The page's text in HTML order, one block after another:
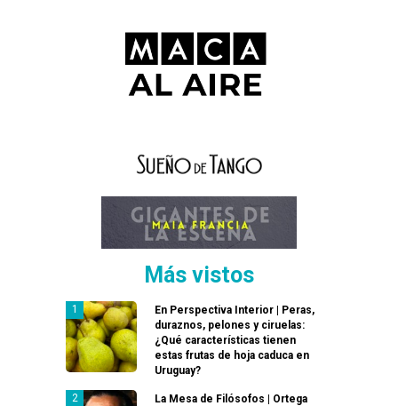
Más vistos
En Perspectiva Interior | Peras,
duraznos, pelones y ciruelas:
¿Qué características tienen
estas frutas de hoja caduca en
Uruguay?
La Mesa de Filósofos | Ortega